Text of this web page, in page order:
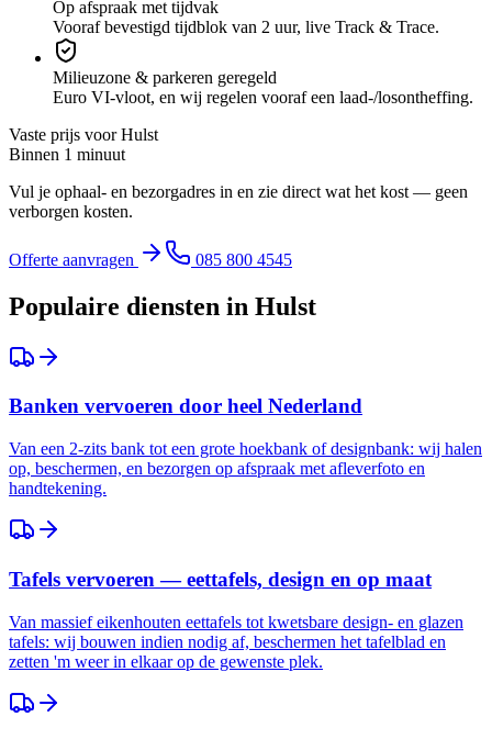
Op afspraak met tijdvak
Vooraf bevestigd tijdblok van 2 uur, live Track & Trace.
Milieuzone & parkeren geregeld
Euro VI-vloot, en wij regelen vooraf een laad-/losontheffing.
Vaste prijs voorHulst
Binnen 1 minuut
Vul je ophaal- en bezorgadres in en zie direct wat het kost — geen
verborgen kosten.
Offerte aanvragen 085 800 4545
Populaire diensten in Hulst
Banken vervoeren door heel Nederland
Van een 2-zits bank tot een grote hoekbank of designbank: wij halen
op, beschermen, en bezorgen op afspraak met afleverfoto en
handtekening.
Tafels vervoeren — eettafels, design en op maat
Van massief eikenhouten eettafels tot kwetsbare design- en glazen
tafels: wij bouwen indien nodig af, beschermen het tafelblad en
zetten 'm weer in elkaar op de gewenste plek.